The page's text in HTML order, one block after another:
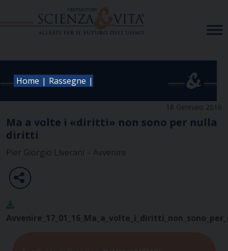
Home | Rassegne |
18 Gennaio 2016
Ma a volte i «diritti» non sono per nulla
diritti
Pier Giorgio Liverani – Avvenire